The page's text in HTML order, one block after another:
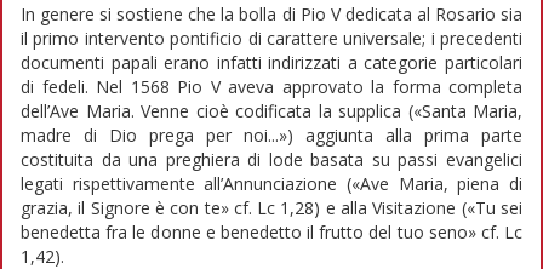
In genere si sostiene che la bolla di Pio V dedicata al Rosario sia
il primo intervento pontificio di carattere universale; i precedenti
documenti papali erano infatti indirizzati a categorie particolari
di fedeli. Nel 1568 Pio V aveva approvato la forma completa
dell’Ave Maria. Venne cioè codificata la supplica («Santa Maria,
madre di Dio prega per noi...») aggiunta alla prima parte
costituita da una preghiera di lode basata su passi evangelici
legati rispettivamente all’Annunciazione («Ave Maria, piena di
grazia, il Signore è con te» cf. Lc 1,28) e alla Visitazione («Tu sei
benedetta fra le donne e benedetto il frutto del tuo seno» cf. Lc
1,42).